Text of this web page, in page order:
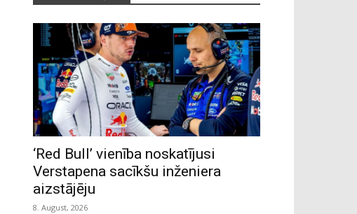
‘Red Bull’ vienība noskatījusi
Verstapena sacīkšu inženiera
aizstājēju
8. August, 2026